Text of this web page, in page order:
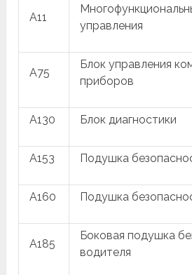
A11
управления
A75
Блок управления
приборов
A130 Блок диагностики
A153 Подушка
A160 Подушка
A185
Боковая подушка
водителя